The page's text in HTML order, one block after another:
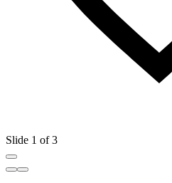
Slide 1 of 3